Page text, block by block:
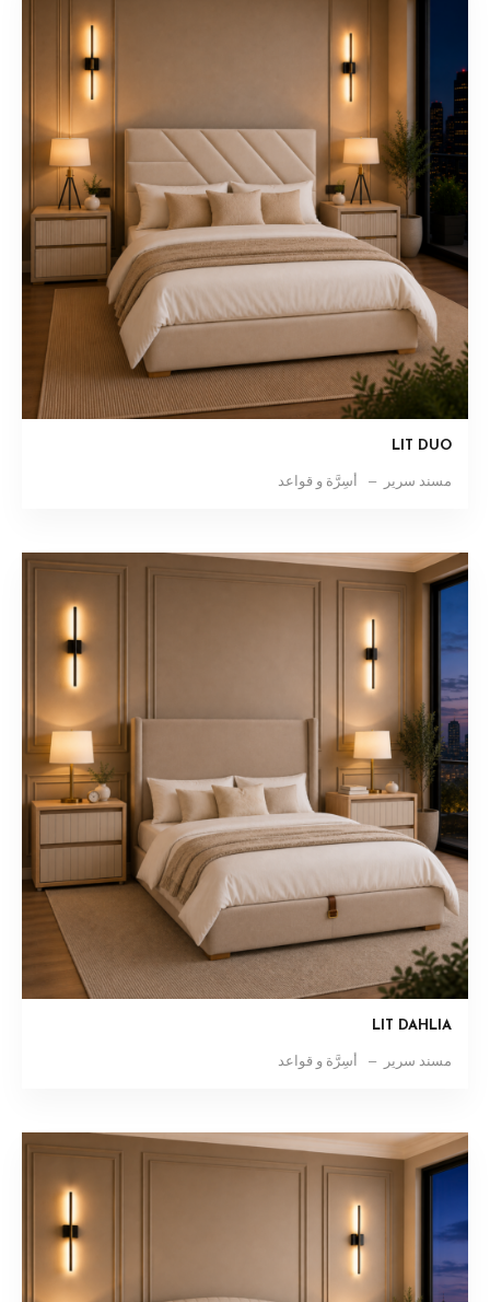
LIT DUO
أسِرَّة و قواعد مسند سرير
LIT DAHLIA
أسِرَّة و قواعد مسند سرير